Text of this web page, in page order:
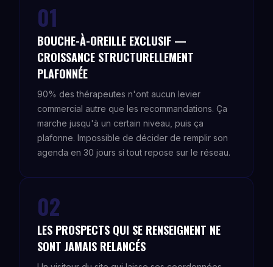
01
BOUCHE-À-OREILLE EXCLUSIF —
CROISSANCE STRUCTURELLEMENT
PLAFONNÉE
90% des thérapeutes n'ont aucun levier
commercial autre que les recommandations. Ça
marche jusqu'à un certain niveau, puis ça
plafonne. Impossible de décider de remplir son
agenda en 30 jours si tout repose sur le réseau.
02
LES PROSPECTS QUI SE RENSEIGNENT NE
SONT JAMAIS RELANCÉS